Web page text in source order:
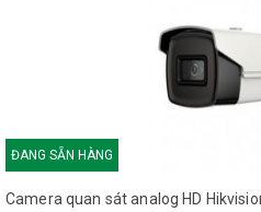
ĐANG SẴN HÀNG
Camera quan sát analog HD